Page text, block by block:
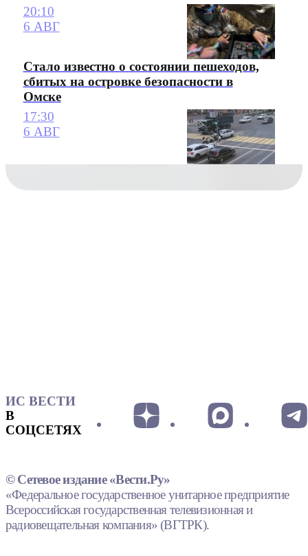
20:10
6 АВГ
Стало известно о состоянии пешеходов,
сбитых на островке безопасности в
Омске
17:30
6 АВГ
ИС ВЕСТИ
В
СОЦСЕТЯХ
© Сетевое издание «Вести.Ру»
«Федеральное государственное унитарное предприятие
Всероссийская государственная телевизионная и
радиовещательная компания» (ВГТРК).